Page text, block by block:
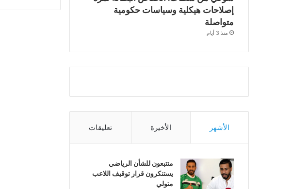
إصلاحات هيكلية وسياسات حكومية
متواصلة
منذ 3 أيام
الأشهر الأخيرة تعليقات
متتبعون للشأن الرياضي
يستنكرون قرار توقيف اللاعب
متولي